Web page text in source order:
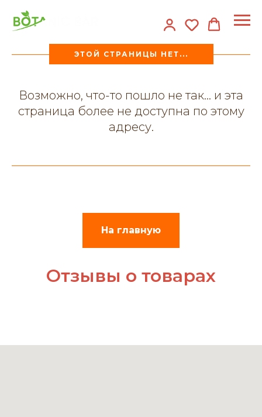
ЭТОЙ СТРАНИЦЫ НЕТ...
Возможно, что-то пошло не так... и эта
страница более не доступна по этому
адресу.
На главную
Отзывы о товарах